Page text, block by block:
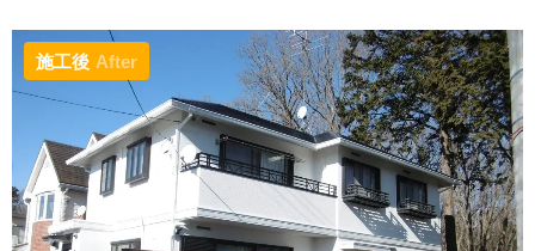
施工後 After